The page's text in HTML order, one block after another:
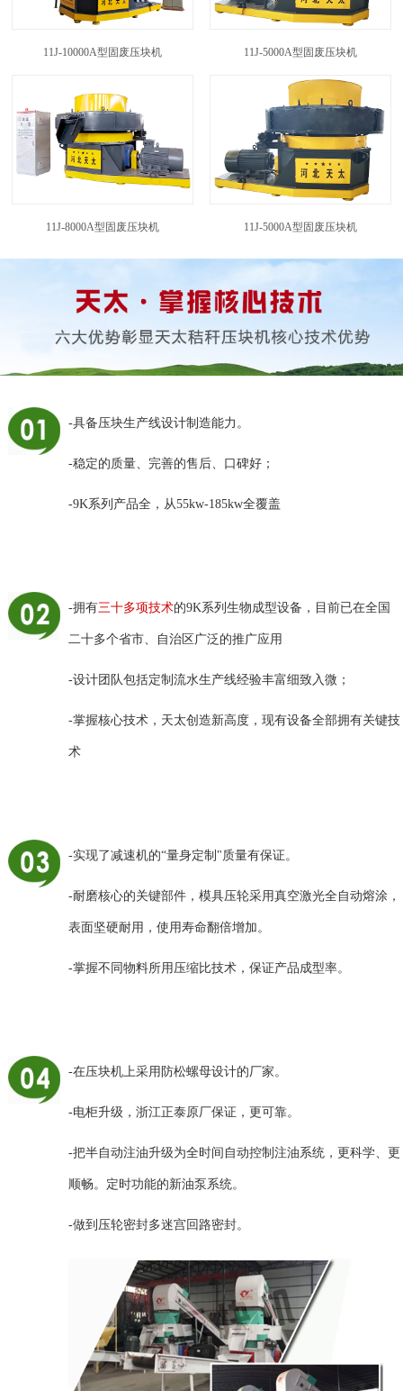
11J-10000A型固废压块机 11J-5000A型固废压块机
11J-8000A型固废压块机 11J-5000A型固废压块机
-具备压块生产线设计制造能力。
-稳定的质量、完善的售后、口碑好；
-9K系列产品全，从55kw-185kw全覆盖
-拥有三十多项技术的9K系列生物成型设备，目前已在全国
二十多个省市、自治区广泛的推广应用
-设计团队包括定制流水生产线经验丰富细致入微；
-掌握核心技术，天太创造新高度，现有设备全部拥有关键技
术
-实现了减速机的“量身定制"质量有保证。
-耐磨核心的关键部件，模具压轮采用真空激光全自动熔涂，
表面坚硬耐用，使用寿命翻倍增加。
-掌握不同物料所用压缩比技术，保证产品成型率。
-在压块机上采用防松螺母设计的厂家。
-电柜升级，浙江正泰原厂保证，更可靠。
-把半自动注油升级为全时间自动控制注油系统，更科学、更
顺畅。定时功能的新油泵系统。
-做到压轮密封多迷宫回路密封。